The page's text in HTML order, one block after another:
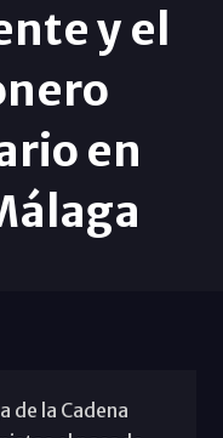
y el
en
de la Cadena